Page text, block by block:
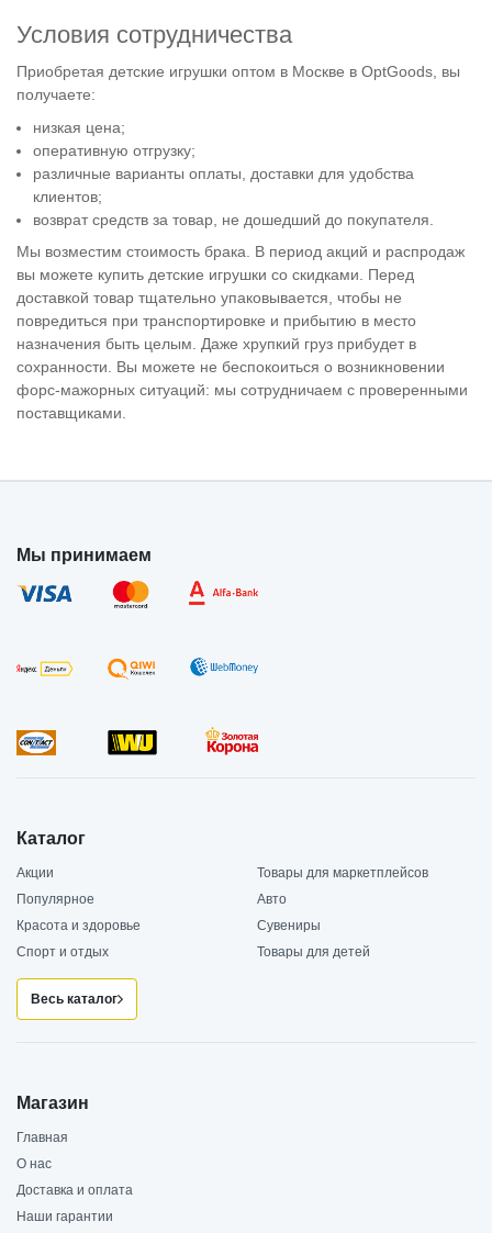
Условия сотрудничества
Приобретая детские игрушки оптом в Москве в OptGoods, вы
получаете:
низкая цена;
оперативную отгрузку;
различные варианты оплаты, доставки для удобства
клиентов;
возврат средств за товар, не дошедший до покупателя.
Мы возместим стоимость брака. В период акций и распродаж
вы можете купить детские игрушки со скидками. Перед
доставкой товар тщательно упаковывается, чтобы не
повредиться при транспортировке и прибытию в место
назначения быть целым. Даже хрупкий груз прибудет в
сохранности. Вы можете не беспокоиться о возникновении
форс-мажорных ситуаций: мы сотрудничаем с проверенными
поставщиками.
Мы принимаем
Каталог
Акции
Товары для маркетплейсов
Популярное
Авто
Красота и здоровье
Сувениры
Спорт и отдых
Товары для детей
Весь каталог
Магазин
Главная
О нас
Доставка и оплата
Наши гарантии